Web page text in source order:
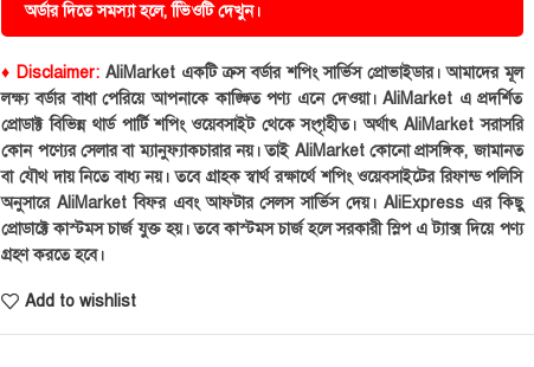
অর্ডার দিতে সমস্যা হলে, ভিিওটি দেখুন।
♦ Disclaimer:AliMarket একটি ক্রস বর্ডার শপিং সার্ভিস প্রোভাইডার। আমাদের মূল
লক্ষ্য বর্ডার বাধা পেরিয়ে আপনাকে কাঙ্ক্ষিত পণ্য এনে দেওয়া। AliMarket এ প্রদর্শিত
প্রোডাক্ট বিভিন্ন থার্ড পার্টি শপিং ওয়েবসাইট থেকে সংগৃহীত। অর্থাৎ AliMarket সরাসরি
কোন পণ্যের সেলার বা ম্যানুফ্যাকচারার নয়। তাই AliMarket কোনো প্রাসঙ্গিক, জামানত
বা যৌথ দায় নিতে বাধ্য নয়। তবে গ্রাহক স্বার্থ রক্ষার্থে শপিং ওয়েবসাইটের রিফান্ড পলিসি
অনুসারে AliMarket বিফর এবং আফটার সেলস সার্ভিস দেয়। AliExpress এর কিছু
প্রোডাক্টে কাস্টমস চার্জ যুক্ত হয়। তবে কাস্টমস চার্জ হলে সরকারী স্লিপ এ ট্যাক্স দিয়ে পণ্য
গ্রহণ করতে হবে।
Add to wishlist